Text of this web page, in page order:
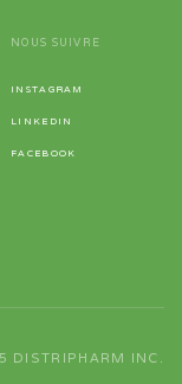
NOUS SUIVRE
INSTAGRAM
LINKEDIN
FACEBOOK
DISTRIPHARM INC.